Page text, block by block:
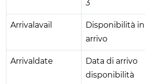
3
Arrivalavail
Disponibilità in
arrivo
Arrivaldate
Data di arrivo
disponibilità